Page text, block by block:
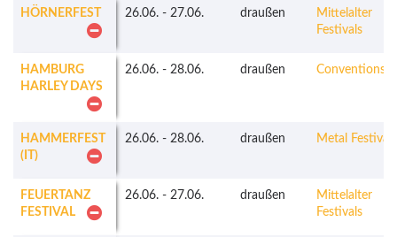
HÖRNERFEST 26.06. - 27.06. draußen
Mittelalter
Festivals
HAMBURG
HARLEY DAYS
26.06. - 28.06. draußen Conventions
HAMMERFEST
(IT)
26.06. - 28.06. draußen Metal Festivals
FEUERTANZ
FESTIVAL
26.06. - 27.06. draußen
Mittelalter
Festivals